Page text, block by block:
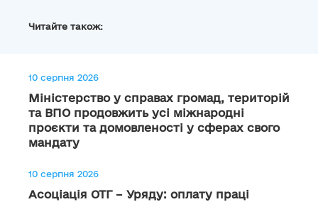
Читайте також:
10 серпня 2026
Міністерство у справах громад, територій
та ВПО продовжить усі міжнародні
проєкти та домовленості у сферах свого
мандату
10 серпня 2026
Асоціація ОТГ – Уряду: оплату праці